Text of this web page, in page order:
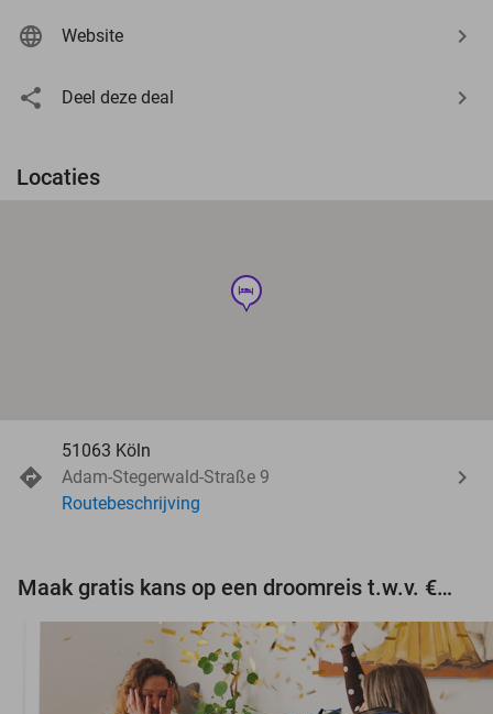
Website
Deel deze deal
Locaties
hotel
51063 Köln
Adam-Stegerwald-Straße 9
Routebeschrijving
Maak gratis kans op een droomreis t.w.v. €3.000!